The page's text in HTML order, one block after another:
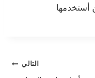
أستخدمها
التالي